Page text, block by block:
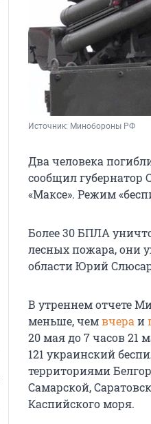
Источник: Минобороны РФ
Два человека
сообщил губернатор
«Максе». Режим
Более 30 БПЛА
лесных пожара, они
области Юрий
В утреннем отчете
меньше, чемвчера и
20 маядо7 часов21
121 украинский
территориями
Самарской,
Каспийского моря.